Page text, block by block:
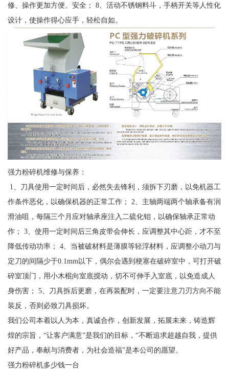
修、操作更加方便、安全； 8、活动不锈钢料斗，手柄开关等人性化
设计，使操作得心应手，轻松自如。
强力粉碎机维修与保养：
1、刀具使用一定时间后，必然失去锋利，须拆下刃磨，以免机器工
作条件恶化，以确保机器的正常工作； 2、主轴两端两个轴承备有润
滑油咀，每隔三个月应对轴承座注入二硫化钼，以确保轴承正常动
作； 3、使用一定时间后三角皮带会伸长，应调整其中心距，才不至
降低传动功率； 4、当被破材料是薄膜等轻浮材料，应调整小动刀与
定刀的间隔少于0.1mm以下，偶尔会遇到梗塞在破碎室中，可打开破
碎室顶门，用小木棍向室底搅动，切不可伸手入室底，以免造成人
身伤害； 5、刀具拆后更磨，在再装配时，一定要注意刀刃方向不能
装反，否则必致刀具损坏。
我们公司本着以人为本，真诚合作，创新发展，拓展未来，铸造辉
煌的宗旨，“让客户满意”是我们的目标，“不断追求超越自我，提供
好产品，奉献与消费者，为社会造福”是本公司的愿望。
强力粉碎机多少钱一台